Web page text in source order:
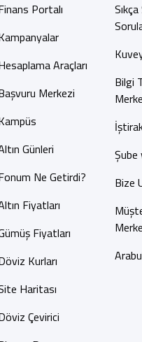
Portalı
Araçları
Merkezi
Günleri
Ne Getirdi?
Fiyatları
Fiyatları
Kurları
Haritası
Çevirici
Bilgi
Şube
Bize